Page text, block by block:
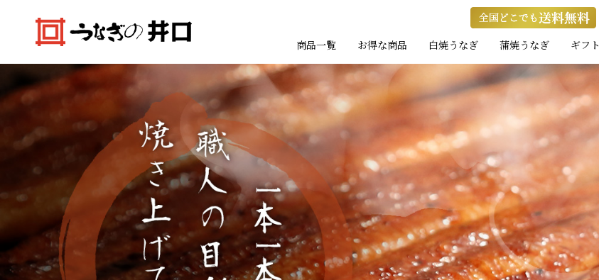
商品一覧
すべての商品 キャンペーン商品
お得な商品
お試し蒲焼セット
中（100g以上）
白焼うなぎ
焼きたて本格白焼セット
特大（140g以上）
大（120g以上）
中（100g以上）
小（90g以上）
本格白焼セット
特大（140g以上）
大（120g以上）
中（100g以上）
小（90g以上）
焼きたて白焼セット
たれ付き
特大（140g以上）
大（120g以上）
中（100g以上）
小（90g以上）
蒲焼うなぎ
浜名湖産蒲焼セット「井口の誉」
特大（140g以上）
蒲焼セット
特大（140g以上）
大（120g以上）
中（100g以上）
小（90g以上）
蒲焼カットセット
ギフト
焼きたて本格白焼セット
特大（140g以上）
大（120g以上）
中（100g以上）
小（90g以上）
本格白焼セット
特大（140g以上）
大（120g以上）
中（100g以上）
小（90g以上）
焼きたて白焼セット
たれ付き
特大（140g以上）
大（120g以上）
中（100g以上）
小（90g以上）
お買物の仕方 eギフト